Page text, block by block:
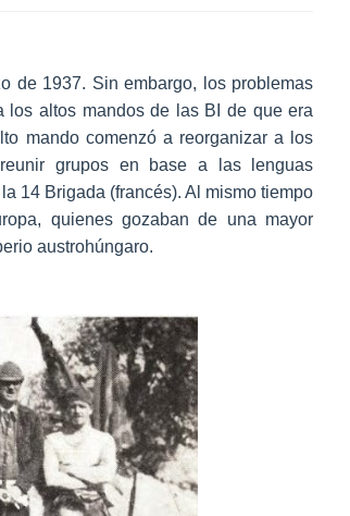
de 1937. Sin embargo, los problemas
los altos mandos de las BI de que era
mando comenzó a reorganizar a los
grupos en base a las lenguas
14 Brigada (francés). Al mismo tiempo
quienes gozaban de una mayor
austrohúngaro.